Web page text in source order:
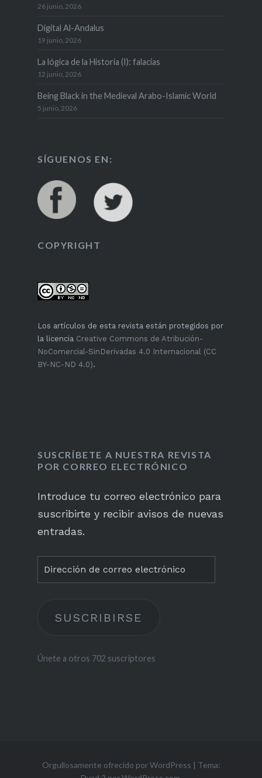
26 junio, 2026
Digital Al-Andalus
19 junio, 2026
La lógica de la Historia (I): falacias
12 junio, 2026
Being Black in the Medieval Arabo-Islamic World
5 junio, 2026
SÍGUENOS EN:
COPYRIGHT
Los artículos de esta revista están protegidos por
la licencia Creative Commons de Atribución-
NoComercial-SinDerivadas 4.0 Internacional (CC
BY-NC-ND 4.0).
SUSCRÍBETE A NUESTRA REVISTA
POR CORREO ELECTRÓNICO
Introduce tu correo electrónico para
suscribirte y recibir avisos de nuevas
entradas.
Dirección
de
electrónico
SUSCRIBIRSE
Únete a otros 702 suscriptores
Orgullosamente ofrecido por WordPress | Tema: